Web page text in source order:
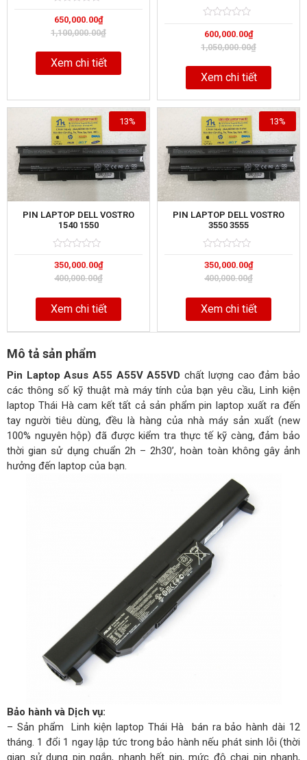
0
out
of
1,100,000.00₫
650,000.00₫
Xem chi tiết
0
out
of
1,050,000.00₫
600,000.00₫
Xem chi tiết
PIN LAPTOP DELL VOSTRO
1540 1550
0
out
of
400,000.00₫
350,000.00₫
13%
Xem chi tiết
PIN LAPTOP DELL VOSTRO
3550 3555
0
out
of
400,000.00₫
350,000.00₫
13%
Xem chi tiết
Mô tả sản phẩm
Pin Laptop Asus A55 A55V A55VD chất lượng cao đảm bảo
các thông số kỹ thuật mà máy tính của bạn yêu cầu, Linh kiện
laptop Thái Hà cam kết tất cả sản phẩm pin laptop xuất ra đến
tay người tiêu dùng, đều là hàng của nhà máy sản xuất (new
100% nguyên hộp) đã được kiểm tra thực tế kỹ càng, đảm bảo
thời gian sử dụng chuẩn 2h – 2h30’, hoàn toàn không gây ảnh
hưởng đến laptop của bạn.
Bảo hành và Dịch vụ:
– Sản phẩm Linh kiện laptop Thái Hà bán ra bảo hành dài 12
tháng. 1 đổi 1 ngay lập tức trong bảo hành nếu phát sinh lỗi (thời
gian sử dụng pin ngắn, nhanh hết pin, mức độ chai pin nhanh,